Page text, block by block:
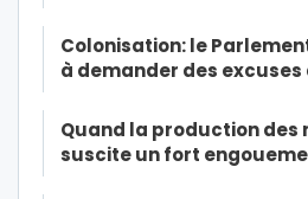
Colonisation: le
à demander des excuses
Quand la production des
suscite un fort